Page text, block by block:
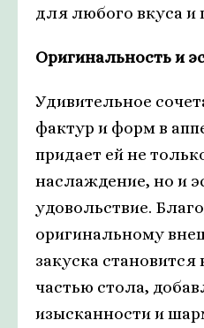
для любого вкуса и
Оригинальность и
Удивительное
фактур и форм в
придает ей не
наслаждение, но и
удовольствие.
оригинальному
закуска
частью стола,
изысканности и